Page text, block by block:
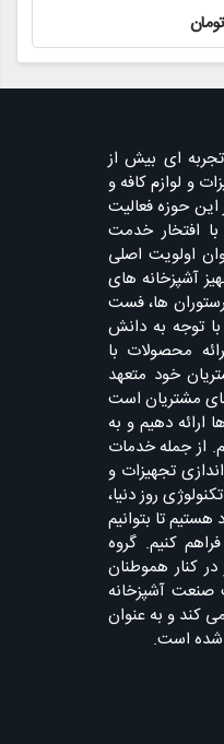
ای بیش از
و لوازم کافه و
این حوزه فعالیت
شرکت با افتخار خدمت
اولویت اصلی
آشپزخانه های
ها، فست
توجه به دانش
محصولات با
خود متعهد
مشتریان است
ارائه دهیم و به
از جمله خدمات
تجهیزات و
روز دنیا،
تا بتوانیم
کنیم. گروه
کنار هموطنان
صنعت آشپزخانه
کند و به عنوان
شده است.